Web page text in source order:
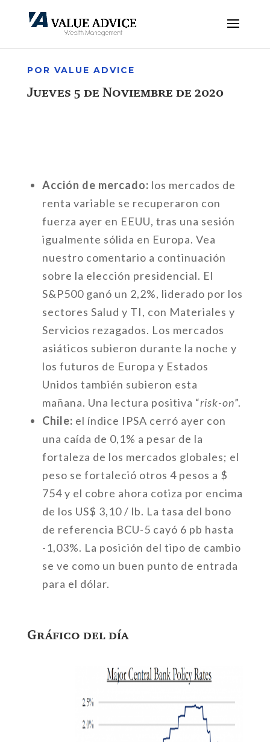
POR VALUE ADVICE
Jueves 5 de Noviembre de 2020
Acción de mercado: los mercados de
renta variable se recuperaron con
fuerza ayer en EEUU, tras una sesión
igualmente sólida en Europa. Vea
nuestro comentario a continuación
sobre la elección presidencial. El
S&P500 ganó un 2,2%, liderado por los
sectores Salud y TI, con Materiales y
Servicios rezagados. Los mercados
asiáticos subieron durante la noche y
los futuros de Europa y Estados
Unidos también subieron esta
mañana. Una lectura positiva “risk-on”.
Chile: el índice IPSA cerró ayer con
una caída de 0,1% a pesar de la
fortaleza de los mercados globales; el
peso se fortaleció otros 4 pesos a $
754 y el cobre ahora cotiza por encima
de los US$ 3,10 / lb. La tasa del bono
de referencia BCU-5 cayó 6 pb hasta
-1,03%. La posición del tipo de cambio
se ve como un buen punto de entrada
para el dólar.
Gráfico del día